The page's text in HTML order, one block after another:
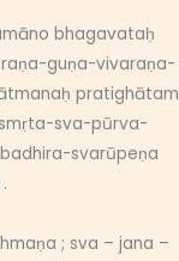
bhagavataḥ
guṇa-vivaraṇa-
pratighātam
sva-pūrva-
svarūpeṇa
; sva – jana –